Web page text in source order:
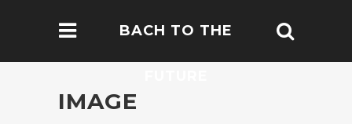
BACH TO THE
IMAGE